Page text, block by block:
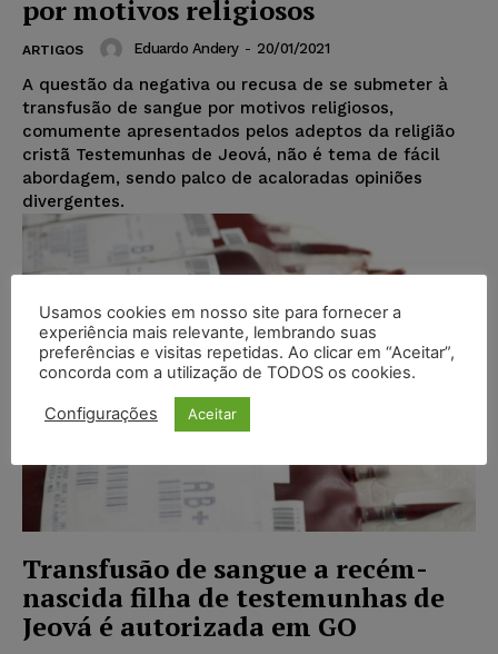
por motivos religiosos
ARTIGOS Eduardo Andery - 20/01/2021
A questão da negativa ou recusa de se submeter à
transfusão de sangue por motivos religiosos,
comumente apresentados pelos adeptos da religião
cristã Testemunhas de Jeová, não é tema de fácil
abordagem, sendo palco de acaloradas opiniões
divergentes.
Transfusão de sangue a recém-
nascida filha de testemunhas de
Jeová é autorizada em GO
Usamos cookies em nosso site para fornecer a
experiência mais relevante, lembrando suas
preferências e visitas repetidas. Ao clicar em “Aceitar”,
concorda com a utilização de TODOS os cookies.
Configurações Aceitar